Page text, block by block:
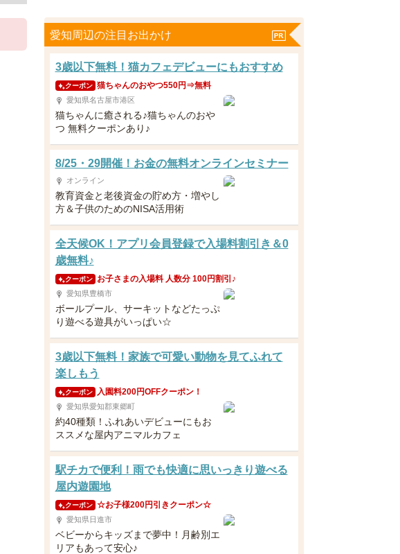
愛知周辺の注目お出かけ
3歳以下無料！猫カフェデビューにもおすすめ
クーポン 猫ちゃんのおやつ550円⇒無料
愛知県名古屋市港区
猫ちゃんに癒される♪猫ちゃんのおや
つ 無料クーポンあり♪
8/25・29開催！お金の無料オンラインセミナー
オンライン
教育資金と老後資金の貯め方・増やし
方＆子供のためのNISA活用術
全天候OK！アプリ会員登録で入場料割引き＆0
歳無料♪
クーポン お子さまの入場料 人数分 100円割引♪
愛知県豊橋市
ボールプール、サーキットなどたっぷ
り遊べる遊具がいっぱい☆
3歳以下無料！家族で可愛い動物を見てふれて
楽しもう
クーポン 入園料200円OFFクーポン！
愛知県愛知郡東郷町
約40種類！ふれあいデビューにもお
ススメな屋内アニマルカフェ
駅チカで便利！雨でも快適に思いっきり遊べる
屋内遊園地
クーポン ☆お子様200円引きクーポン☆
愛知県日進市
ベビーからキッズまで夢中！月齢別エ
リアもあって安心♪